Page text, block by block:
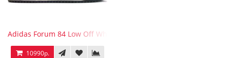
Adidas Forum 84 Low Off White Collegiate Navy
10990р.